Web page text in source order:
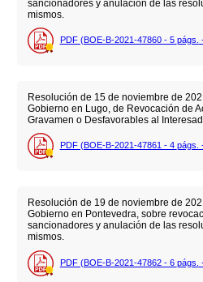
sancionadores y anulación de las
mismos.
PDF (BOE-B-2021-47860 - 5 págs.
Resolución de 15 de noviembre de
Gobierno en Lugo, de Revocación de
Gravamen o Desfavorables al
PDF (BOE-B-2021-47861 - 4 págs.
Resolución de 19 de noviembre de
Gobierno en Pontevedra, sobre
sancionadores y anulación de las
mismos.
PDF (BOE-B-2021-47862 - 6 págs.